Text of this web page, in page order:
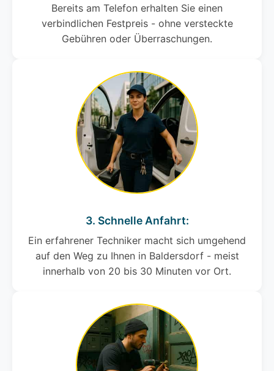
Bereits am Telefon erhalten Sie einen
verbindlichen Festpreis - ohne versteckte
Gebühren oder Überraschungen.
3. Schnelle Anfahrt:
Ein erfahrener Techniker macht sich umgehend
auf den Weg zu Ihnen in Baldersdorf - meist
innerhalb von 20 bis 30 Minuten vor Ort.